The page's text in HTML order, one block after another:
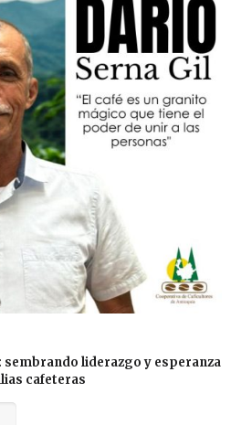
sembrando liderazgo y esperanza
cafeteras